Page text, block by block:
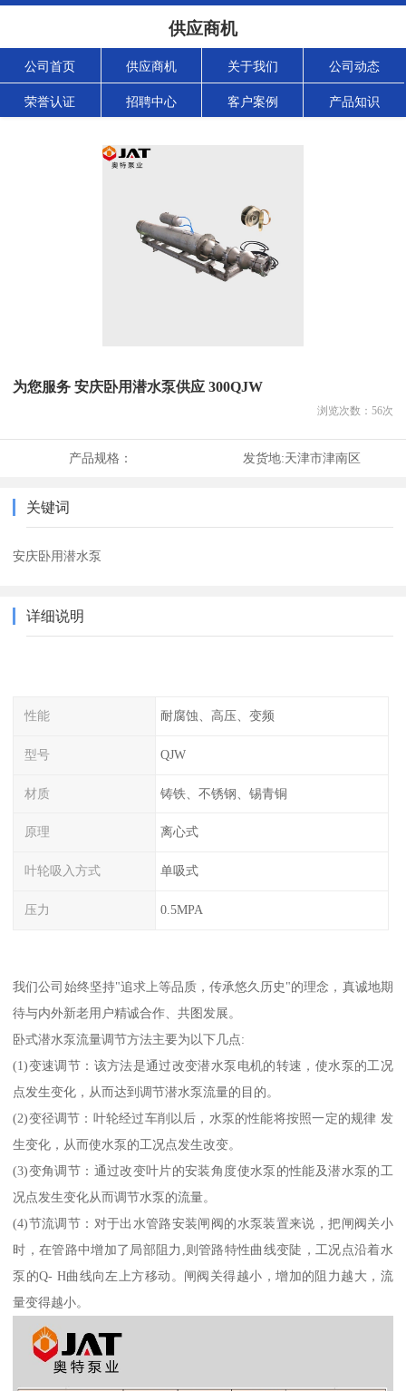
供应商机
公司首页 供应商机 关于我们 公司动态
荣誉认证 招聘中心 客户案例 产品知识
为您服务 安庆卧用潜水泵供应 300QJW
浏览次数： 56次
产品规格： 发货地:天津市津南区
关键词
安庆卧用潜水泵
详细说明
性能 耐腐蚀、高压、变频
型号 QJW
材质 铸铁、不锈钢、锡青铜
原理 离心式
叶轮吸入方式 单吸式
压力 0.5MPA
我们公司始终坚持"追求上等品质，传承悠久历史"的理念，真诚地期
待与内外新老用户精诚合作、共图发展。
卧式潜水泵流量调节方法主要为以下几点:
(1)变速调节：该方法是通过改变潜水泵电机的转速，使水泵的工况
点发生变化，从而达到调节潜水泵流量的目的。
(2)变径调节：叶轮经过车削以后，水泵的性能将按照一定的规律 发
生变化，从而使水泵的工况点发生改变。
(3)变角调节：通过改变叶片的安装角度使水泵的性能及潜水泵的工
况点发生变化从而调节水泵的流量。
(4)节流调节：对于出水管路安装闸阀的水泵装置来说，把闸阀关小
时，在管路中增加了局部阻力,则管路特性曲线变陡，工况点沿着水
泵的Q- H曲线向左上方移动。闸阀关得越小，增加的阻力越大，流
量变得越小。